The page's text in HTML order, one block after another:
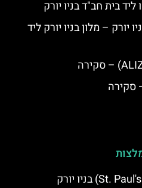
בית חב"ד בניו יורק
יורק – מלון בניו יורק ליד